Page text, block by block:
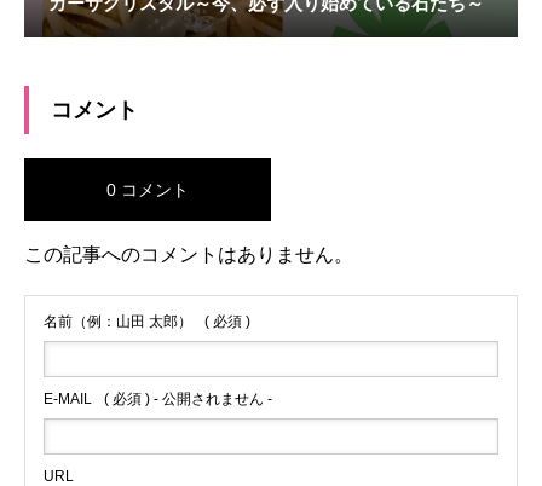
コメント
0 コメント
この記事へのコメントはありません。
名前（例：山田 太郎） ( 必須 )
E-MAIL ( 必須 ) - 公開されません -
URL